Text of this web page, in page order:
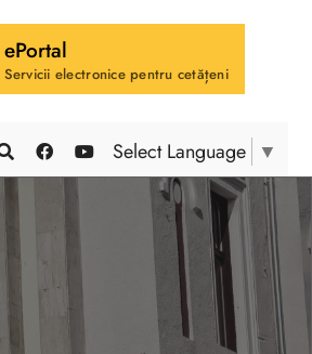
ePortal
Servicii electronice pentru cetățeni
Select Language ▼